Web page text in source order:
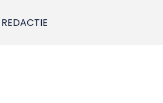
REDACTIE